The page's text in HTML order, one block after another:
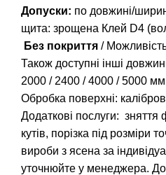
Допуски: по довжині/
щита: зрощена Клей D4
Без покриття /
Також доступні інші
2000 / 2400 /4000 /5000 мм
Обробка поверхні:
Додаткові послуги: зняття
кутів, порізка під розміри
вироби з ясена за
уточнюйте у менеджера.